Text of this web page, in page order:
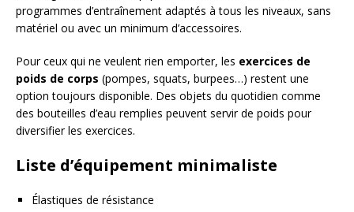
programmes d’entraînement adaptés à tous les niveaux, sans
matériel ou avec un minimum d’accessoires.
Pour ceux qui ne veulent rien emporter, les exercices de
poids de corps (pompes, squats, burpees…) restent une
option toujours disponible. Des objets du quotidien comme
des bouteilles d’eau remplies peuvent servir de poids pour
diversifier les exercices.
Liste d’équipement minimaliste
Élastiques de résistance